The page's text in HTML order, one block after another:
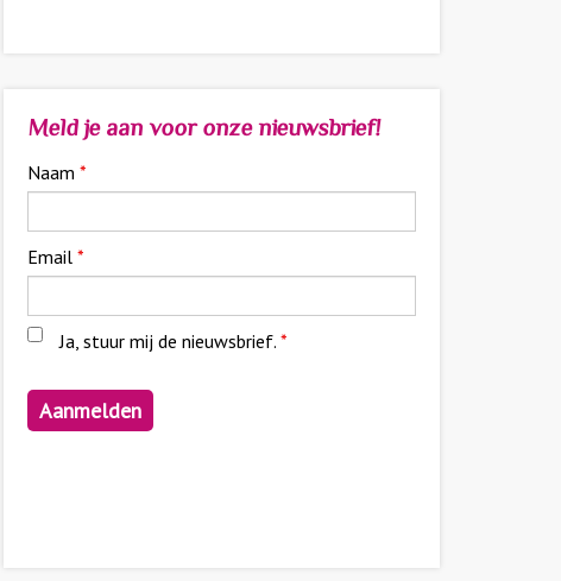
Meld je aan voor onze nieuwsbrief!
Naam*
Email*
Ja, stuur mij de nieuwsbrief. *